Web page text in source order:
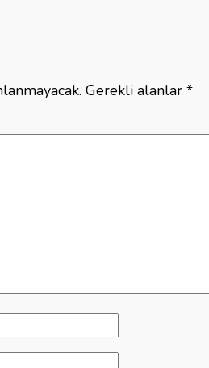
Gerekli alanlar *